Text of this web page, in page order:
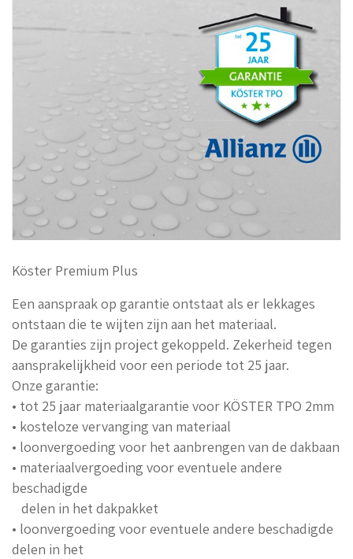
Köster Premium Plus
Een aanspraak op garantie ontstaat als er lekkages
ontstaan die te wijten zijn aan het materiaal.
De garanties zijn project gekoppeld. Zekerheid tegen
aansprakelijkheid voor een periode tot 25 jaar.
Onze garantie:
• tot 25 jaar materiaalgarantie voor KÖSTER TPO 2mm
• kosteloze vervanging van materiaal
• loonvergoeding voor het aanbrengen van de dakbaan
• materiaalvergoeding voor eventuele andere
beschadigde
delen in het dakpakket
• loonvergoeding voor eventuele andere beschadigde
delen in het